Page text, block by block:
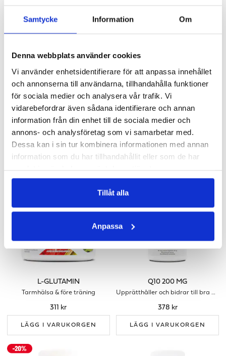
Samtycke Information Om
Denna webbplats använder cookies
Vi använder enhetsidentifierare för att anpassa innehållet
och annonserna till användarna, tillhandahålla funktioner
för sociala medier och analysera vår trafik. Vi
vidarebefordrar även sådana identifierare och annan
information från din enhet till de sociala medier och
annons- och analysföretag som vi samarbetar med.
Dessa kan i sin tur kombinera informationen med annan
information som du har tillhandahållit eller som de har
Tillåt alla
Anpassa
MAGNESIUMPULVER 200 G - CITRON
3 sorters magnesium
444 kr
PREMIUM ZINK
Viktig för kroppens immunförsvar
141 kr
ANDRA KÖPTE
L-GLUTAMIN
Tarmhälsa & före träning
311 kr
LÄGG I VARUKORGEN
Q10 200 MG
Upprätthåller och bidrar till bra energinivå
378 kr
LÄGG I VARUKORGEN